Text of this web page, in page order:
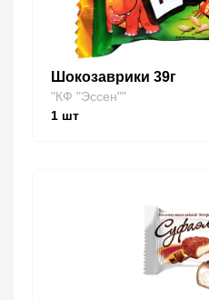
Шокозаврики 39г
"КФ "Эссен""
1 шт